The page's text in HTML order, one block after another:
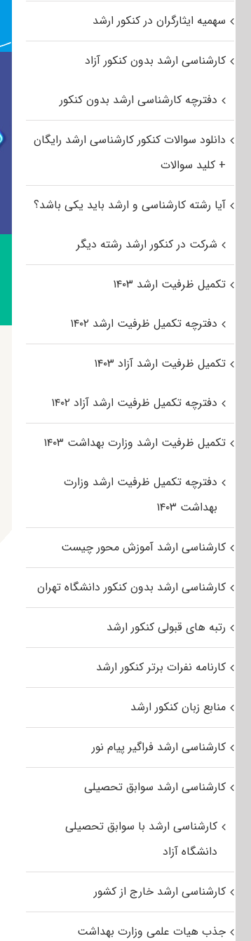
سهمیه ایثارگران در کنکور ارشد
کارشناسی ارشد بدون کنکور آزاد
دفترچه کارشناسی ارشد بدون کنکور
دانلود سوالات کنکور کارشناسی ارشد رایگان
+ کلید سوالات
آیا رشته کارشناسی و ارشد باید یکی باشد؟
شرکت در کنکور ارشد رشته دیگر
تکمیل ظرفیت ارشد ۱۴۰۳
دفترچه تکمیل ظرفیت ارشد ۱۴۰۲
تکمیل ظرفیت ارشد آزاد ۱۴۰۳
دفترچه تکمیل ظرفیت ارشد آزاد ۱۴۰۲
تکمیل ظرفیت ارشد وزارت بهداشت ۱۴۰۳
دفترچه تکمیل ظرفیت ارشد وزارت
بهداشت ۱۴۰۳
کارشناسی ارشد آموزش محور چیست
کارشناسی ارشد بدون کنکور دانشگاه تهران
رتبه های قبولی کنکور ارشد
کارنامه نفرات برتر کنکور ارشد
منابع زبان کنکور ارشد
کارشناسی ارشد فراگیر پیام نور
کارشناسی ارشد سوابق تحصیلی
کارشناسی ارشد با سوابق تحصیلی
دانشگاه آزاد
کارشناسی ارشد خارج از کشور
جذب هیات علمی وزارت بهداشت